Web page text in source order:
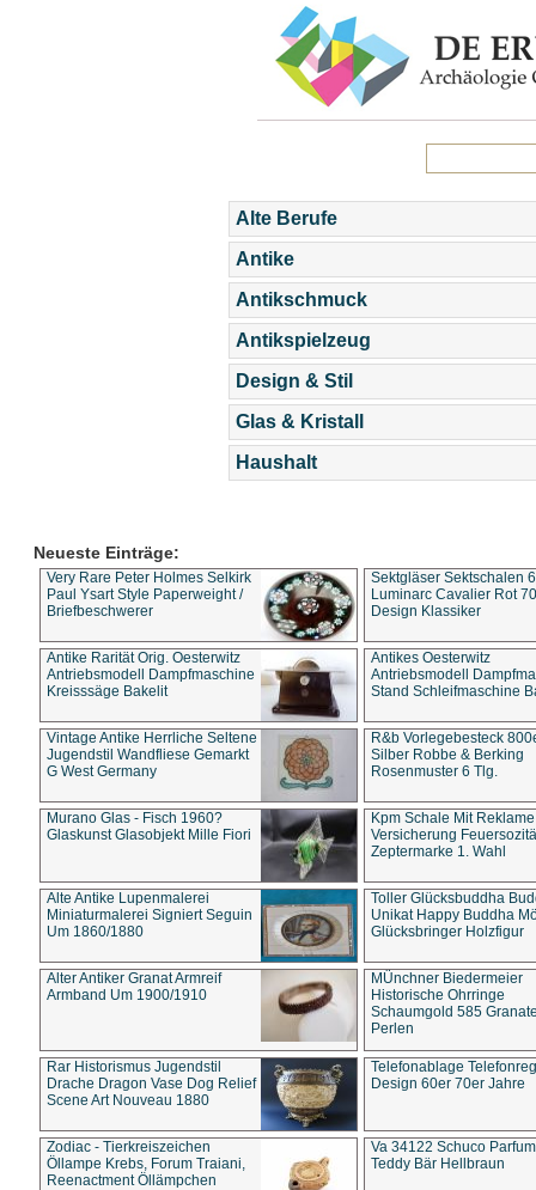
Alte Berufe
Antike
Antikschmuck
Antikspielzeug
Design & Stil
Glas & Kristall
Haushalt
Neueste Einträge:
Very Rare Peter Holmes Selkirk
Paul Ysart Style Paperweight /
Briefbeschwerer
Sektgläser Sektschalen
Luminarc Cavalier Rot
Design Klassiker
Antike Rarität Orig. Oesterwitz
Antriebsmodell Dampfmaschine
Kreisssäge Bakelit
Antikes Oesterwitz
Antriebsmodell
Stand Schleifmaschine
Vintage Antike Herrliche Seltene
Jugendstil Wandfliese Gemarkt
G West Germany
R&b Vorlegebesteck
Silber Robbe & Berking
Rosenmuster 6 Tlg.
Murano Glas - Fisch 1960?
Glaskunst Glasobjekt Mille Fiori
Kpm Schale Mit Reklame
Versicherung
Zeptermarke 1. Wahl
Alte Antike Lupenmalerei
Miniaturmalerei Signiert Seguin
Um 1860/1880
Toller Glücksbuddha
Unikat Happy Buddha
Glücksbringer Holzfigur
Alter Antiker Granat Armreif
Armband Um 1900/1910
MÜnchner Biedermeier
Historische Ohrringe
Schaumgold 585
Perlen
Rar Historismus Jugendstil
Drache Dragon Vase Dog Relief
Scene Art Nouveau 1880
Telefonablage
Design 60er 70er Jahre
Zodiac - Tierkreiszeichen
Öllampe Krebs, Forum Traiani,
Reenactment Öllämpchen
Va 34122 Schuco
Teddy Bär Hellbraun